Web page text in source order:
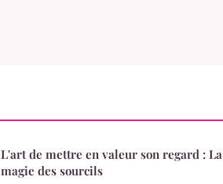
L'art de mettre en valeur son regard : La
magie des sourcils